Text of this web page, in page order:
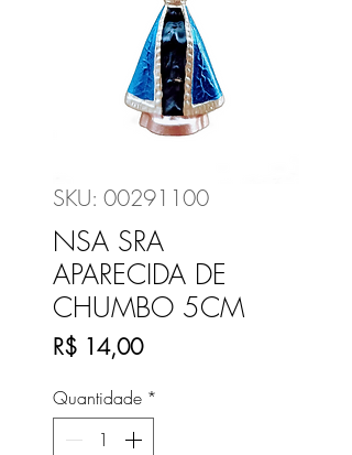
SKU: 00291100
NSA SRA
APARECIDA DE
CHUMBO 5CM
R$ 14,00Preço
Quantidade *